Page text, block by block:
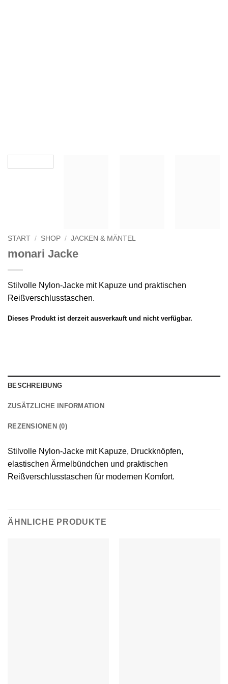
START / SHOP / JACKEN & MÄNTEL
monari Jacke
Stilvolle Nylon-Jacke mit Kapuze und praktischen
Reißverschlusstaschen.
Dieses Produkt ist derzeit ausverkauft und nicht verfügbar.
BESCHREIBUNG
ZUSÄTZLICHE INFORMATION
REZENSIONEN (0)
Stilvolle Nylon-Jacke mit Kapuze, Druckknöpfen,
elastischen Ärmelbündchen und praktischen
Reißverschlusstaschen für modernen Komfort.
ÄHNLICHE PRODUKTE